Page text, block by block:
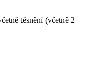
těsnění (včetně 2